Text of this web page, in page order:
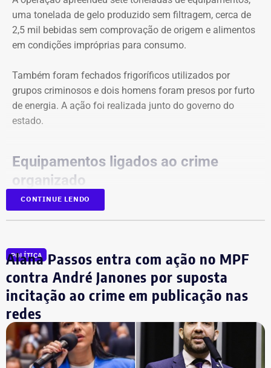
servidores públicos, a mudança depende do envio de um
projeto de lei pelo governador Ricardo Couto à Alerj, onde
a proposta ainda precisaria ser discutida e aprovada
pelos deputados antes de uma eventual sanção.
uma tonelada de gelo produzido sem filtragem, cerca de
2,5 mil bebidas sem comprovação de origem e alimentos
em condições impróprias para consumo.
Também foram fechados frigoríficos utilizados por
grupos criminosos e dois homens foram presos por furto
de energia. A ação foi realizada junto do governo do
estado.
Equipamentos ligados ao crime
organizado
Segundo a prefeitura, os equipamentos apreendidos
estavam carnes, milho, frutas e condimentos com mofo e
presença de insetos.
A ação integra a segunda fase do Programa Tolerância
Zero, voltada ao combate dos depósitos usados para
abastecer o comércio irregular na orla da Zona Sul.
Desde o início da operação, em julho, já foram
CONTINUE LENDO
POLÍTICA
Alana Passos entra com ação no MPF
contra André Janones por suposta
incitação ao crime em publicação nas
redes